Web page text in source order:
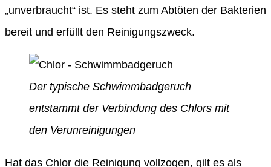
„unverbraucht“ ist. Es steht zum Abtöten der Bakterien
bereit und erfüllt den Reinigungszweck.
Der typische Schwimmbadgeruch
entstammt der Verbindung des Chlors mit
den Verunreinigungen
Hat das Chlor die Reinigung vollzogen, gilt es als